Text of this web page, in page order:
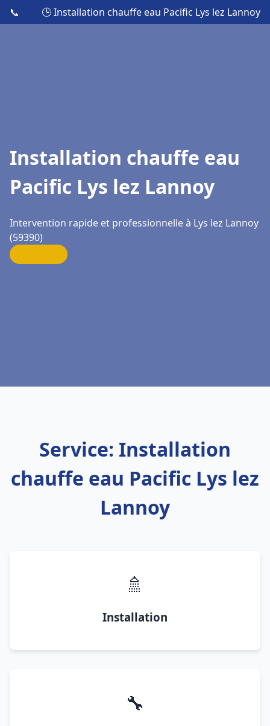
📞 🕒 Installation chauffe eau Pacific Lys lez Lannoy
Installation chauffe eau
Pacific Lys lez Lannoy
Intervention rapide et professionnelle à Lys lez Lannoy
(59390)
Service: Installation
chauffe eau Pacific Lys lez
Lannoy
🚿
Installation
🔧